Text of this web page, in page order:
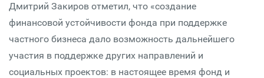
Дмитрий Закиров отметил, что «создание
финансовой устойчивости фонда при поддержке
частного бизнеса дало возможность дальнейшего
участия в поддержке других направлений и
социальных проектов: в настоящее время фонд и